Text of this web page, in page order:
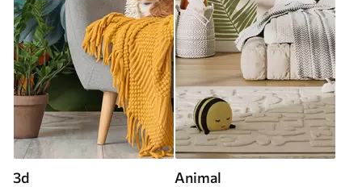
3d Animal